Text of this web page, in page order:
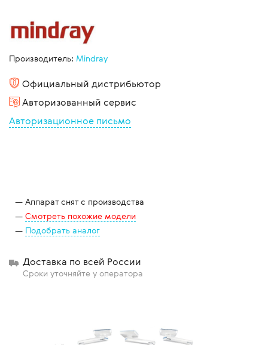
Производитель: Mindray
Официальный дистрибьютор
Авторизованный сервис
Авторизационное письмо
Аппарат снят с производства
Смотреть похожие модели
Подобрать аналог
Доставка по всей России
Сроки уточняйте у оператора